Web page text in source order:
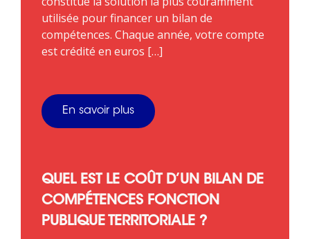
utilisée pour financer un bilan de
compétences. Chaque année, votre compte
est crédité en euros […]
En savoir plus
QUEL EST LE COÛT D’UN BILAN DE
COMPÉTENCES FONCTION
PUBLIQUE TERRITORIALE ?